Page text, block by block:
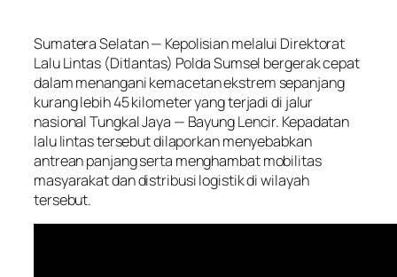
Sumatera Selatan — Kepolisian melalui Direktorat
Lalu Lintas (Ditlantas) Polda Sumsel bergerak cepat
dalam menangani kemacetan ekstrem sepanjang
kurang lebih 45 kilometer yang terjadi di jalur
nasional Tungkal Jaya — Bayung Lencir. Kepadatan
lalu lintas tersebut dilaporkan menyebabkan
antrean panjang serta menghambat mobilitas
masyarakat dan distribusi logistik di wilayah
tersebut.